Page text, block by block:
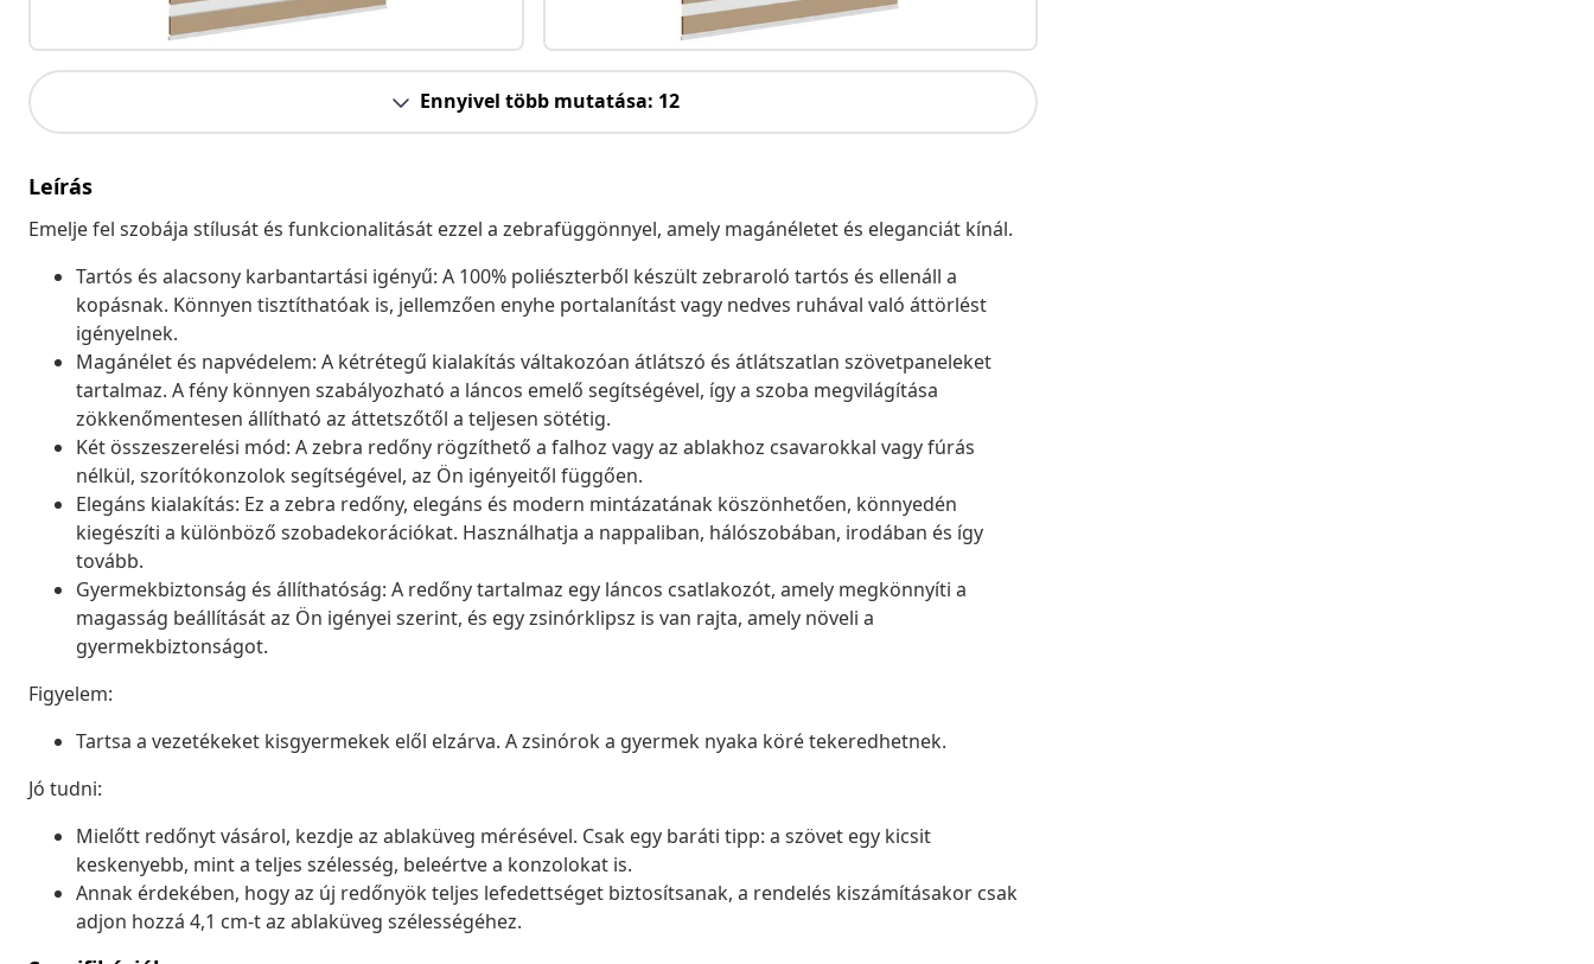
Ennyivel több mutatása: 12
Leírás
Emelje fel szobája stílusát és funkcionalitását ezzel a zebrafüggönnyel, amely magánéletet és eleganciát kínál.
Tartós és alacsony karbantartási igényű: A 100% poliészterből készült zebraroló tartós és ellenáll a
kopásnak. Könnyen tisztíthatóak is, jellemzően enyhe portalanítást vagy nedves ruhával való áttörlést
igényelnek.
Magánélet és napvédelem: A kétrétegű kialakítás váltakozóan átlátszó és átlátszatlan szövetpaneleket
tartalmaz. A fény könnyen szabályozható a láncos emelő segítségével, így a szoba megvilágítása
zökkenőmentesen állítható az áttetszőtől a teljesen sötétig.
Két összeszerelési mód: A zebra redőny rögzíthető a falhoz vagy az ablakhoz csavarokkal vagy fúrás
nélkül, szorítókonzolok segítségével, az Ön igényeitől függően.
Elegáns kialakítás: Ez a zebra redőny, elegáns és modern mintázatának köszönhetően, könnyedén
kiegészíti a különböző szobadekorációkat. Használhatja a nappaliban, hálószobában, irodában és így
tovább.
Gyermekbiztonság és állíthatóság: A redőny tartalmaz egy láncos csatlakozót, amely megkönnyíti a
magasság beállítását az Ön igényei szerint, és egy zsinórklipsz is van rajta, amely növeli a
gyermekbiztonságot.
Figyelem:
Tartsa a vezetékeket kisgyermekek elől elzárva. A zsinórok a gyermek nyaka köré tekeredhetnek.
Jó tudni:
Mielőtt redőnyt vásárol, kezdje az ablaküveg mérésével. Csak egy baráti tipp: a szövet egy kicsit
keskenyebb, mint a teljes szélesség, beleértve a konzolokat is.
Annak érdekében, hogy az új redőnyök teljes lefedettséget biztosítsanak, a rendelés kiszámításakor csak
adjon hozzá 4,1 cm-t az ablaküveg szélességéhez.